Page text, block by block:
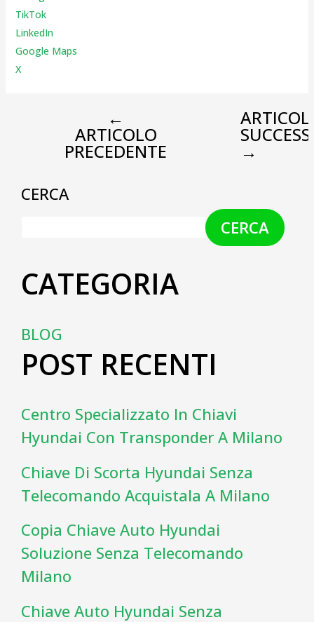
TikTok
LinkedIn
Google Maps
X
←
ARTICOLO
PRECEDENTE →
CERCA
CERCA
CATEGORIA
BLOG
POST RECENTI
Centro Specializzato In Chiavi
Hyundai Con Transponder A Milano
Chiave Di Scorta Hyundai Senza
Telecomando Acquistala A Milano
Copia Chiave Auto Hyundai
Soluzione Senza Telecomando
Milano
Chiave Auto Hyundai Senza